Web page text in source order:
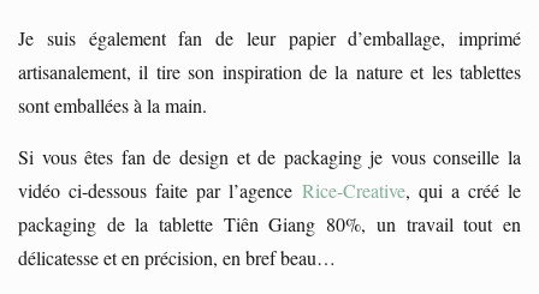
Je suis également fan de leur papier d’emballage, imprimé
artisanalement, il tire son inspiration de la nature et les tablettes
sont emballées à la main.
Si vous êtes fan de design et de packaging je vous conseille la
vidéo ci-dessous faite par l’agence Rice-Creative, qui a créé le
packaging de la tablette Tiên Giang 80%, un travail tout en
délicatesse et en précision, en bref beau…